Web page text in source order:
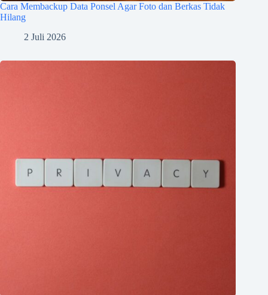
Cara Membackup Data Ponsel Agar Foto dan Berkas Tidak
Hilang
2 Juli 2026